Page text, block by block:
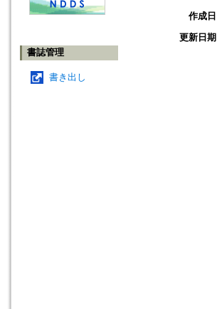
書誌管理
書き出し
作成日
更新日期